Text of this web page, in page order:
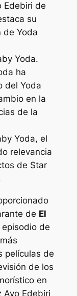
Edebiri de
su
de Yoda
Yoda.
ha
del Yoda
en la
de la
Yoda, el
relevancia
de Star
de El
episodio de
películas de
de los
en
Ayo Edebiri